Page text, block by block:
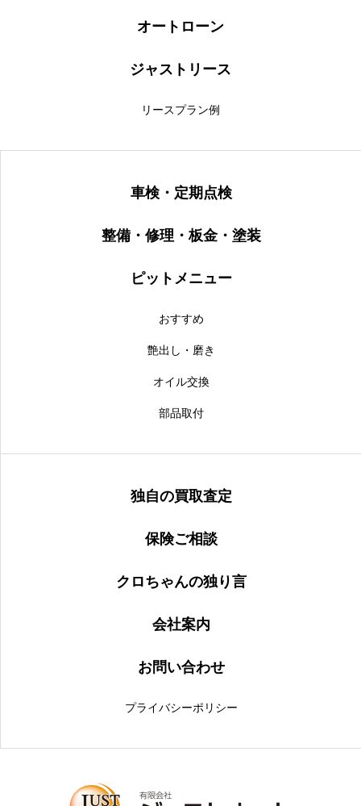
オートローン
ジャストリース
リースプラン例
車検・定期点検
整備・修理・板金・塗装
ピットメニュー
おすすめ
艶出し・磨き
オイル交換
部品取付
独自の買取査定
保険ご相談
クロちゃんの独り言
会社案内
お問い合わせ
プライバシーポリシー